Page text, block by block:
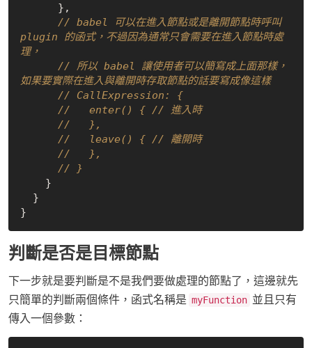
// babel 可以在進入節點或是離開節點時呼叫
plugin 的函式，不過因為通常只會需要在進入節點時處
理，
// 所以 babel 讓使用者可以簡寫成上面那樣，
如果要實際在進入與離開時存取節點的話要寫成像這樣
// CallExpression: {
//   enter() { // 進入時
//   },
//   leave() { // 離開時
//   },
// }
判斷是否是目標節點
下一步就是要判斷是不是我們要做處理的節點了，這邊就先
只簡單的判斷兩個條件，函式名稱是 myFunction 並且只有
傳入一個參數：